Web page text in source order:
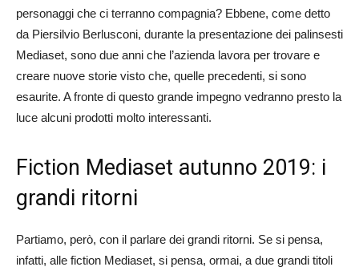
personaggi che ci terranno compagnia? Ebbene, come detto
da Piersilvio Berlusconi, durante la presentazione dei palinsesti
Mediaset, sono due anni che l’azienda lavora per trovare e
creare nuove storie visto che, quelle precedenti, si sono
esaurite. A fronte di questo grande impegno vedranno presto la
luce alcuni prodotti molto interessanti.
Fiction Mediaset autunno 2019: i
grandi ritorni
Partiamo, però, con il parlare dei grandi ritorni. Se si pensa,
infatti, alle fiction Mediaset, si pensa, ormai, a due grandi titoli